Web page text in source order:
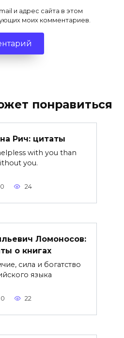
и адрес сайта в этом
моих комментариев.
понравиться
Рич: цитаты
with you than
you.
0 24
Ломоносов:
о книгах
сила и богатство
языка
0 22